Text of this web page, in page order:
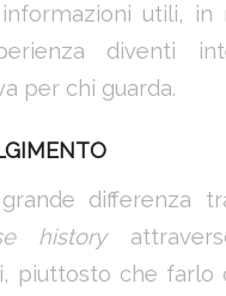
utili, in
diventi
per chi guarda.
grande differenza
history
piuttosto che farlo